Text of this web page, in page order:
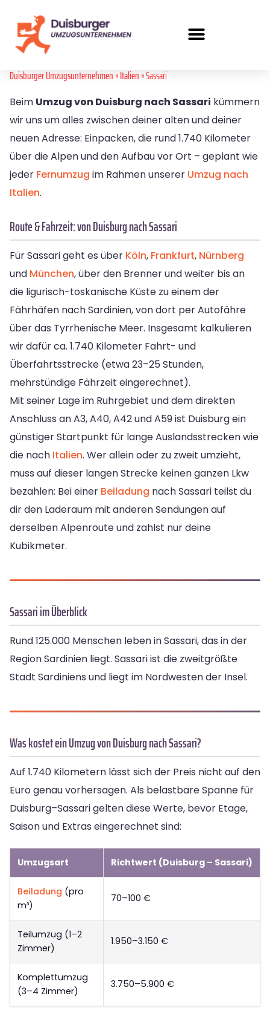
Duisburger Umzugsunternehmen»Italien» Sassari
Beim Umzug von Duisburg nach Sassari kümmern
wir uns um alles zwischen deiner alten und deiner
neuen Adresse: Einpacken, die rund 1.740 Kilometer
über die Alpen und den Aufbau vor Ort – geplant wie
jeder Fernumzug im Rahmen unserer Umzug nach
Italien.
Route & Fahrzeit: von Duisburg nach Sassari
Für Sassari geht es über Köln, Frankfurt, Nürnberg
und München, über den Brenner und weiter bis an
die ligurisch-toskanische Küste zu einem der
Fährhäfen nach Sardinien, von dort per Autofähre
über das Tyrrhenische Meer. Insgesamt kalkulieren
wir dafür ca. 1.740 Kilometer Fahrt- und
Überfahrtsstrecke (etwa 23–25 Stunden,
mehrstündige Fährzeit eingerechnet).
Mit seiner Lage im Ruhrgebiet und dem direkten
Anschluss an A3, A40, A42 und A59 ist Duisburg ein
günstiger Startpunkt für lange Auslandsstrecken wie
die nach Italien. Wer allein oder zu zweit umzieht,
muss auf dieser langen Strecke keinen ganzen Lkw
bezahlen: Bei einer Beiladung nach Sassari teilst du
dir den Laderaum mit anderen Sendungen auf
derselben Alpenroute und zahlst nur deine
Kubikmeter.
Sassari im Überblick
Rund 125.000 Menschen leben in Sassari, das in der
Region Sardinien liegt. Sassari ist die zweitgrößte
Stadt Sardiniens und liegt im Nordwesten der Insel.
Was kostet ein Umzug von Duisburg nach Sassari?
Auf 1.740 Kilometern lässt sich der Preis nicht auf den
Euro genau vorhersagen. Als belastbare Spanne für
Duisburg–Sassari gelten diese Werte, bevor Etage,
Saison und Extras eingerechnet sind:
Umzugsart Richtwert (Duisburg – Sassari)
Beiladung (pro
m³)
70–100 €
Teilumzug (1–2
Zimmer)
1.950–3.150 €
Komplettumzug
(3–4 Zimmer)
3.750–5.900 €